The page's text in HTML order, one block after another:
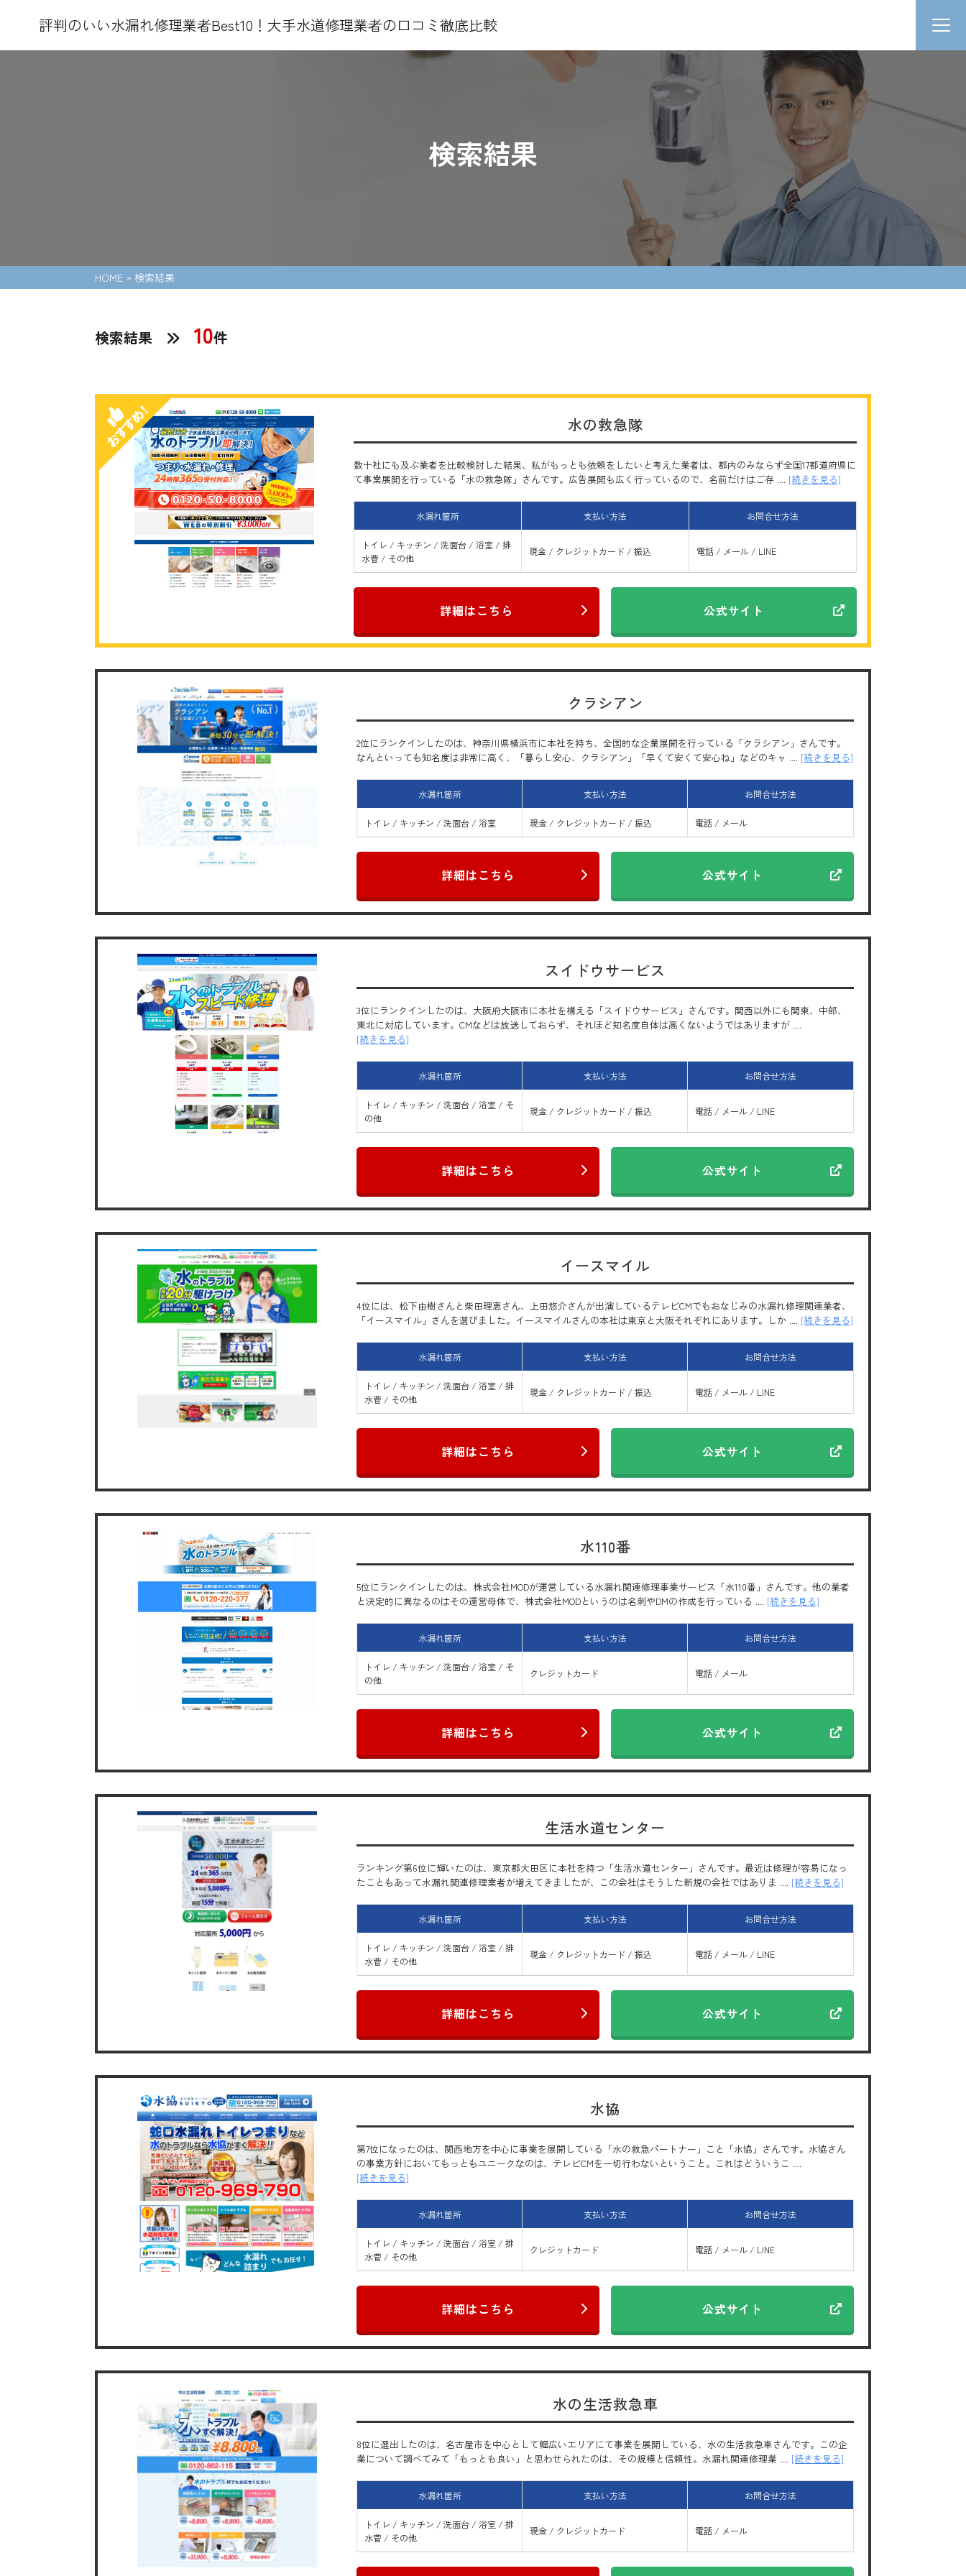
評判のいい水漏れ修理業者Best10！大手水道修理業者の口コミ徹底比較
検索結果
HOME » 検索結果
検索結果 10件
水の救急隊
数十社にも及ぶ業者を比較検討した結果、私がもっとも依頼をしたいと考えた業者は、都内のみならず全国17都道府県に
て事業展開を行っている「水の救急隊」さんです。広告展開も広く行っているので、名前だけはご存 .... [続きを見る]
水漏れ箇所 支払い方法 お問合せ方法
トイレ / キッチン / 洗面台 / 浴室 / 排
水菅 / その他
現金 / クレジットカード / 振込 電話 / メール / LINE
詳細はこちら 公式サイト
クラシアン
2位にランクインしたのは、神奈川県横浜市に本社を持ち、全国的な企業展開を行っている「クラシアン」さんです。
なんといっても知名度は非常に高く、「暮らし安心、クラシアン」「早くて安くて安心ね」などのキャ .... [続きを見る]
水漏れ箇所 支払い方法 お問合せ方法
トイレ / キッチン / 洗面台 / 浴室 現金 / クレジットカード / 振込 電話 / メール
詳細はこちら 公式サイト
スイドウサービス
3位にランクインしたのは、大阪府大阪市に本社を構える「スイドウサービス」さんです。関西以外にも関東、中部、
東北に対応しています。CMなどは放送しておらず、それほど知名度自体は高くないようではありますが ....
[続きを見る]
水漏れ箇所 支払い方法 お問合せ方法
トイレ / キッチン / 洗面台 / 浴室 / そ
の他
現金 / クレジットカード / 振込 電話 / メール / LINE
詳細はこちら 公式サイト
イースマイル
4位には、松下由樹さんと柴田理恵さん、上田悠介さんが出演しているテレビCMでもおなじみの水漏れ修理関連業者、
「イースマイル」さんを選びました。イースマイルさんの本社は東京と大阪それぞれにあります。しか .... [続きを見る]
水漏れ箇所 支払い方法 お問合せ方法
トイレ / キッチン / 洗面台 / 浴室 / 排
水菅 / その他
現金 / クレジットカード / 振込 電話 / メール / LINE
詳細はこちら 公式サイト
水110番
5位にランクインしたのは、株式会社MODが運営している水漏れ関連修理事業サービス「水110番」さんです。他の業者
と決定的に異なるのはその運営母体で、株式会社MODというのは名刺やDMの作成を行っている .... [続きを見る]
水漏れ箇所 支払い方法 お問合せ方法
トイレ / キッチン / 洗面台 / 浴室 / そ
の他
クレジットカード 電話 / メール
詳細はこちら 公式サイト
生活水道センター
ランキング第6位に輝いたのは、東京都大田区に本社を持つ「生活水道センター」さんです。最近は修理が容易になっ
たこともあって水漏れ関連修理業者が増えてきましたが、この会社はそうした新規の会社ではありま .... [続きを見る]
水漏れ箇所 支払い方法 お問合せ方法
トイレ / キッチン / 洗面台 / 浴室 / 排
水菅 / その他
現金 / クレジットカード / 振込 電話 / メール / LINE
詳細はこちら 公式サイト
水協
第7位になったのは、関西地方を中心に事業を展開している「水の救急パートナー」こと「水協」さんです。水協さん
の事業方針においてもっともユニークなのは、テレビCMを一切行わないということ。これはどういうこ ....
[続きを見る]
水漏れ箇所 支払い方法 お問合せ方法
トイレ / キッチン / 洗面台 / 浴室 / 排
水菅 / その他
クレジットカード 電話 / メール / LINE
詳細はこちら 公式サイト
水の生活救急車
8位に選出したのは、名古屋市を中心として幅広いエリアにて事業を展開している、水の生活救急車さんです。この企
業について調べてみて「もっとも良い」と思わせられたのは、その規模と信頼性。水漏れ関連修理業 .... [続きを見る]
水漏れ箇所 支払い方法 お問合せ方法
トイレ / キッチン / 洗面台 / 浴室 / 排
水菅 / その他
現金 / クレジットカード 電話 / メール